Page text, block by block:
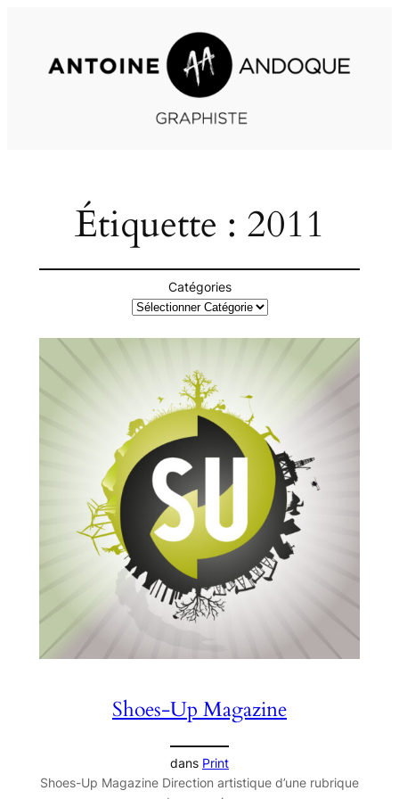
contenu
Étiquette : 2011
Catégories
Shoes-Up Magazine
dans Print
Shoes-Up Magazine Direction artistique d’une rubrique